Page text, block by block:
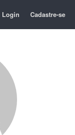
Login Cadastre-se